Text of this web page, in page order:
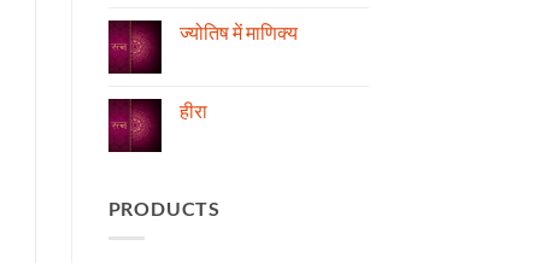
विचार
रुद्राक्ष
की
ज्योतिष में माणिक्य
ज्योतिष
में
हीरा
PRODUCTS